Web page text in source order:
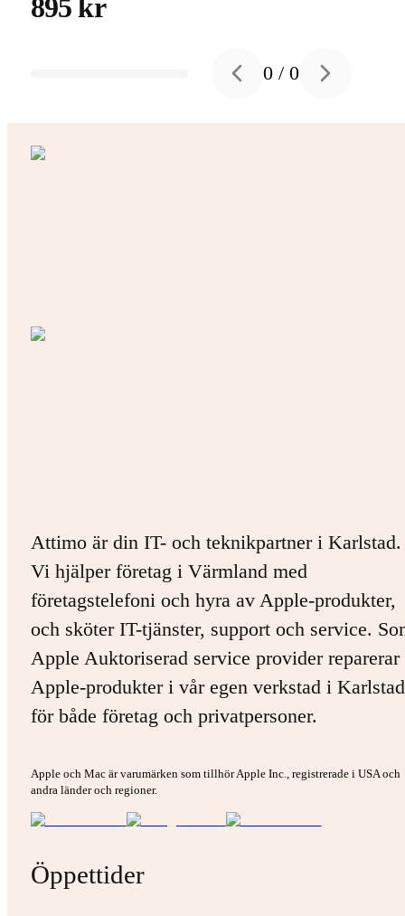
895 kr
Previous slide
0 /0 Next slide
Attimo är din IT- och teknikpartner i Karlstad.
Vi hjälper företag i Värmland med
företagstelefoni och hyra av Apple-produkter,
och sköter IT-tjänster, support och service.
Apple Auktoriserad service provider
Apple-produkter i vår egen verkstad i
för både företag och privatpersoner.
Apple och Mac är varumärken som tillhör Apple Inc., registrerade i USA och
andra länder och regioner.
Öppettider